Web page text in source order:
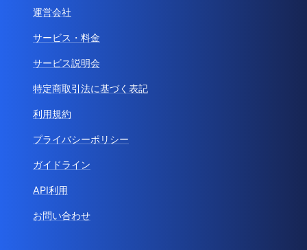
運営会社
サービス・料金
サービス説明会
特定商取引法に基づく表記
利用規約
プライバシーポリシー
ガイドライン
API利用
お問い合わせ